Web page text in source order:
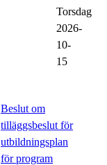
Torsdag
2026-
10-
15
Beslut om
tilläggsbeslut för
utbildningsplan
för program